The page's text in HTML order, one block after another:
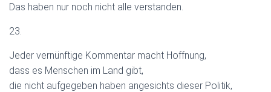
Das haben nur noch nicht alle verstanden.
23.
Jeder vernünftige Kommentar macht Hoffnung,
dass es Menschen im Land gibt,
die nicht aufgegeben haben angesichts dieser Politik,